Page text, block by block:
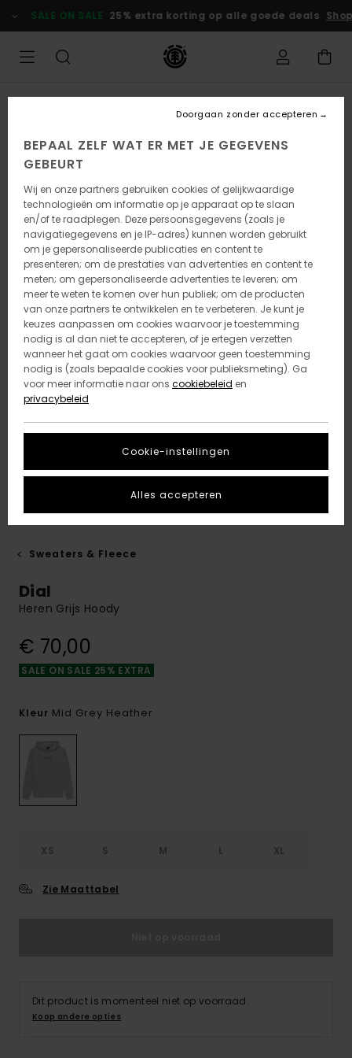
naar
Productinformatie
SALE ON SALE 25% extra korting op alle goede deals
Sweaters & Fleece
Dial
Heren Grijs Hoody
€ 70,00
SALE ON SALE 25% EXTRA
Kleur Mid Grey Heather
XS S M L XL
Zie Maattabel
Dit product is momenteel niet op voorraad.
Koop andere opties
BEPAAL ZELF WAT ER MET JE GEGEVENS
GEBEURT
Wij en onze partners gebruiken cookies of gelijkwaardige
technologieën om informatie op je apparaat op te slaan
en/of te raadplegen. Deze persoonsgegevens (zoals je
navigatiegegevens en je IP-adres) kunnen worden gebruikt
om je gepersonaliseerde publicaties en content te
presenteren; om de prestaties van advertenties en content te
meten; om gepersonaliseerde advertenties te leveren; om
meer te weten te komen over hun publiek; om de producten
van onze partners te ontwikkelen en te verbeteren. Je kunt je
keuzes aanpassen om cookies waarvoor je toestemming
nodig is al dan niet te accepteren, of je ertegen verzetten
wanneer het gaat om cookies waarvoor geen toestemming
nodig is (zoals bepaalde cookies voor publieksmeting). Ga
voor meer informatie naar ons cookiebeleid en
privacybeleid
Cookie-instellingen
Doorgaan zonder accepteren
Alles accepteren